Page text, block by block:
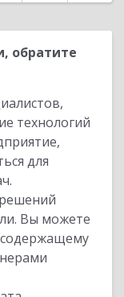
обратите
технологий
для
Вы можете
содержащему